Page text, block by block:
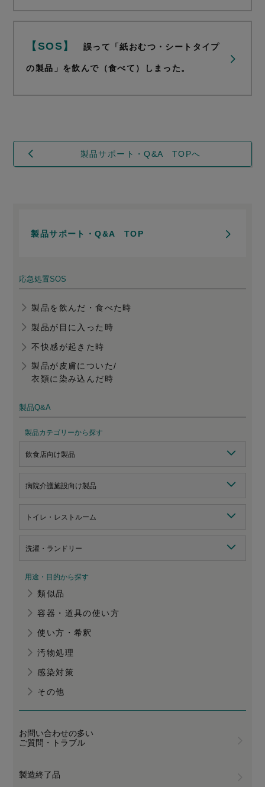
【SOS】 誤って「紙おむつ・シートタイプ
の製品」を飲んで（食べて）しまった。
製品サポート・Q&A TOPへ
製品サポート・Q&A TOP
応急処置SOS
製品を飲んだ・食べた時
製品が目に入った時
不快感が起きた時
製品が皮膚についた/
衣類に染み込んだ時
製品Q&A
製品カテゴリーから探す
飲食店向け製品
病院介護施設向け製品
トイレ・レストルーム
洗濯・ランドリー
用途・目的から探す
類似品
容器・道具の使い方
使い方・希釈
汚物処理
感染対策
その他
お問い合わせの多い
ご質問・トラブル
製造終了品